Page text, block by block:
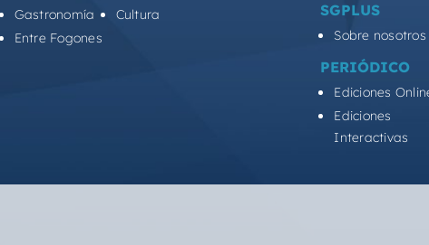
Gastronomía
Entre Fogones
Cultura
SGPLUS
Sobre nosotros
PERIÓDICO
Ediciones
Ediciones
Interactivas